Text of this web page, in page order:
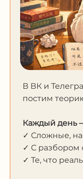
В ВК и
постим
Каждый день
✓ Сложные,
✓ С разбором
✓ Те, что